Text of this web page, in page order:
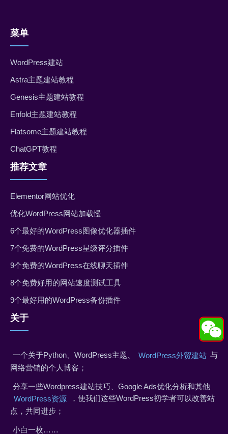
菜单
WordPress建站
Astra主题建站教程
Genesis主题建站教程
Enfold主题建站教程
Flatsome主题建站教程
ChatGPT教程
推荐文章
Elementor网站优化
优化WordPress网站加载慢
6个最好的WordPress图像优化器插件
7个免费的WordPress星级评分插件
9个免费的WordPress在线聊天插件
8个免费好用的网站速度测试工具
9个最好用的WordPress备份插件
关于
一个关于Python、WordPress主题、 WordPress外贸建站 与
网络营销的个人博客；
分享一些Wordpress建站技巧、Google Ads优化分析和其他
WordPress资源
，使我们这些WordPress初学者可以改善站
点，共同进步；
小白一枚……